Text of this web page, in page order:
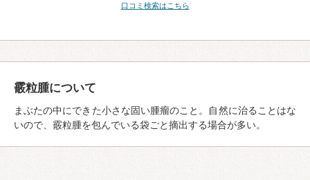
口コミ検索はこちら
霰粒腫について
まぶたの中にできた小さな固い腫瘤のこと。自然に治ることはな
いので、霰粒腫を包んでいる袋ごと摘出する場合が多い。